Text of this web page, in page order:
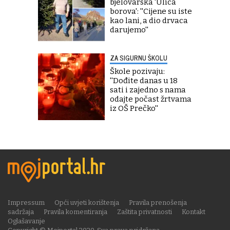
bjelovarska 'Ulica
borova': ''Cijene su iste
kao lani, a dio drvaca
darujemo''
ZA SIGURNU ŠKOLU
Škole pozivaju:
''Dođite danas u 18
sati i zajedno s nama
odajte počast žrtvama
iz OŠ Prečko''
Impressum Opći uvjeti korištenja
Pravila prenošenja
sadržaja
Pravila komentiranja Zaštita privatnosti
Kontakt
Oglašavanje